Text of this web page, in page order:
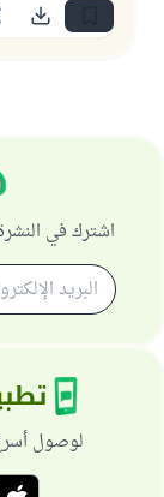
اشترك في
لوصول